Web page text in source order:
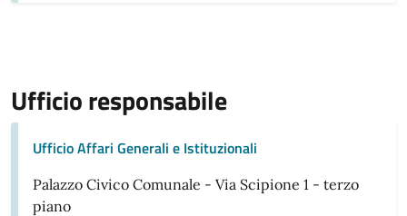
Ufficio responsabile
Ufficio Affari Generali e Istituzionali
Palazzo Civico Comunale - Via Scipione 1 - terzo
piano